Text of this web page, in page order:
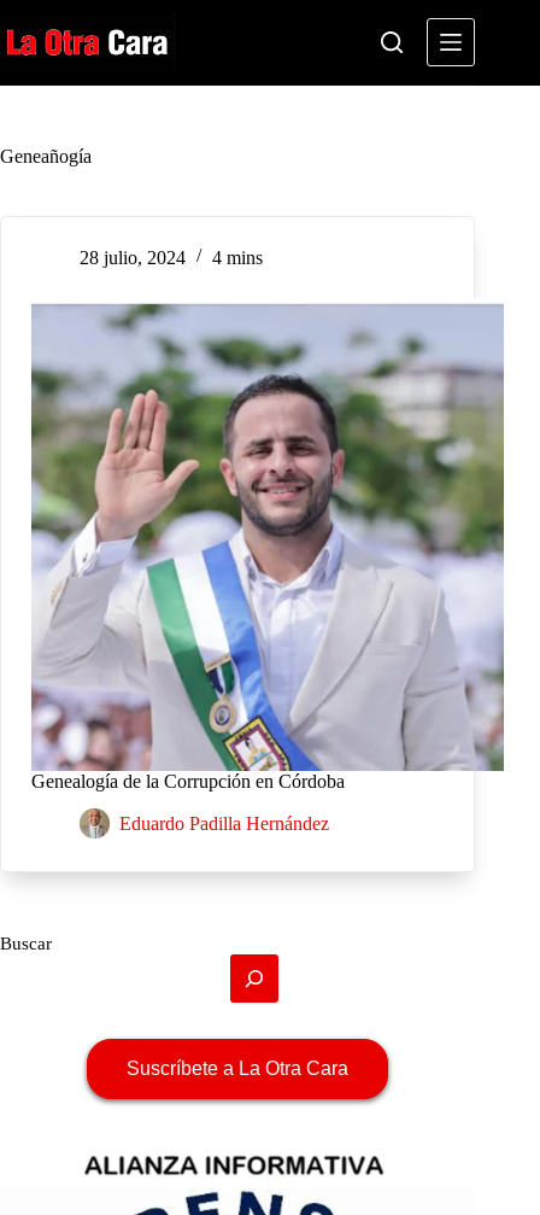
al
contenido
Geneañogía
28 julio, 2024 4 mins
Genealogía de la Corrupción en Córdoba
Eduardo Padilla Hernández
Buscar
Suscríbete a La Otra Cara